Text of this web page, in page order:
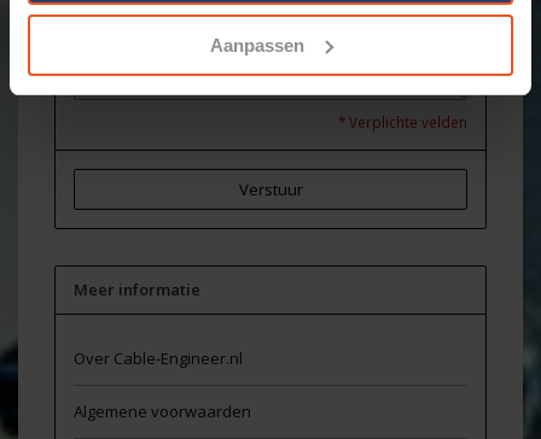
Aanpassen
* Verplichte velden
Verstuur
Meer informatie
Over Cable-Engineer.nl
Algemene voorwaarden